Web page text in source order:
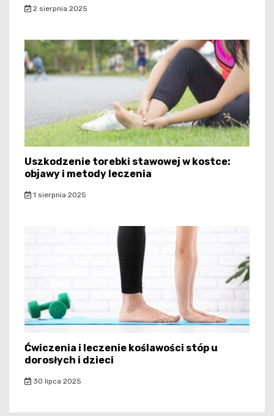
2 sierpnia 2025
Uszkodzenie torebki stawowej w kostce:
objawy i metody leczenia
1 sierpnia 2025
Ćwiczenia i leczenie koślawości stóp u
dorosłych i dzieci
30 lipca 2025